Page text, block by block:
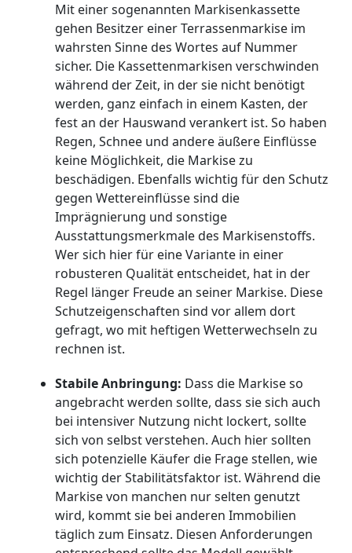
Mit einer sogenannten Markisenkassette
gehen Besitzer einer Terrassenmarkise im
wahrsten Sinne des Wortes auf Nummer
sicher. Die Kassettenmarkisen verschwinden
während der Zeit, in der sie nicht benötigt
werden, ganz einfach in einem Kasten, der
fest an der Hauswand verankert ist. So haben
Regen, Schnee und andere äußere Einflüsse
keine Möglichkeit, die Markise zu
beschädigen. Ebenfalls wichtig für den Schutz
gegen Wettereinflüsse sind die
Imprägnierung und sonstige
Ausstattungsmerkmale des Markisenstoffs.
Wer sich hier für eine Variante in einer
robusteren Qualität entscheidet, hat in der
Regel länger Freude an seiner Markise. Diese
Schutzeigenschaften sind vor allem dort
gefragt, wo mit heftigen Wetterwechseln zu
rechnen ist.
Stabile Anbringung: Dass die Markise so
angebracht werden sollte, dass sie sich auch
bei intensiver Nutzung nicht lockert, sollte
sich von selbst verstehen. Auch hier sollten
sich potenzielle Käufer die Frage stellen, wie
wichtig der Stabilitätsfaktor ist. Während die
Markise von manchen nur selten genutzt
wird, kommt sie bei anderen Immobilien
täglich zum Einsatz. Diesen Anforderungen